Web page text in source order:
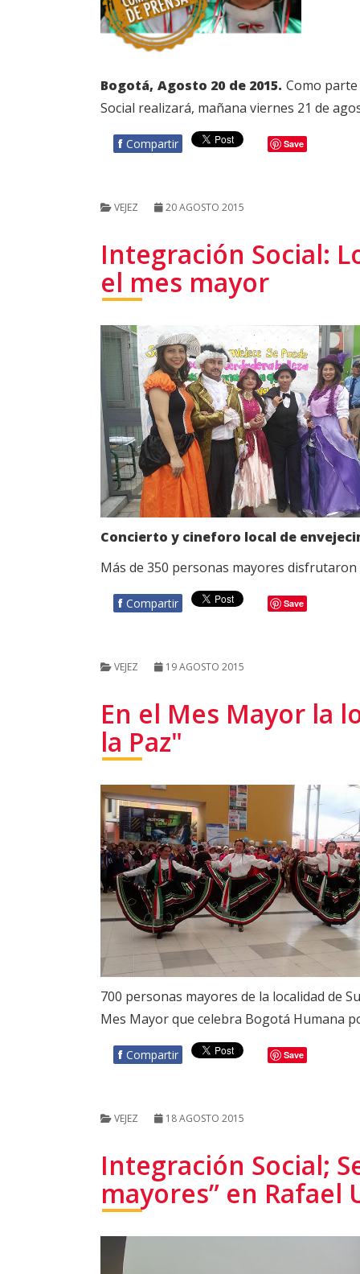
Bogotá, Agosto 20 de 2015. Como
Social realizará, mañana viernes 21 de
f Compartir Save
VEJEZ 20 AGOSTO 2015
Integración Social:
el mes mayor
Concierto y cineforo local de
Más de 350 personas mayores disfrutaron
f Compartir Save
VEJEZ 19 AGOSTO 2015
En el Mes Mayor la
la Paz"
700 personas mayores de la localidad de
Mes Mayor que celebra Bogotá Humana
f Compartir Save
VEJEZ 18 AGOSTO 2015
Integración Social;
mayores” en Rafael